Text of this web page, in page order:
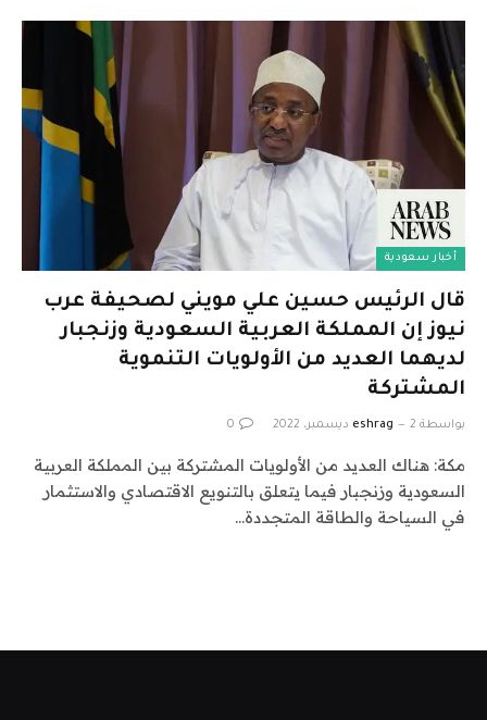
أخبار سعودية
قال الرئيس حسين علي مويني لصحيفة عرب
نيوز إن المملكة العربية السعودية وزنجبار
لديهما العديد من الأولويات التنموية
المشتركة
بواسطة eshrag 2 ديسمبر، 2022 0
مكة: هناك العديد من الأولويات المشتركة بين المملكة العربية
السعودية وزنجبار فيما يتعلق بالتنويع الاقتصادي والاستثمار
في السياحة والطاقة المتجددة…